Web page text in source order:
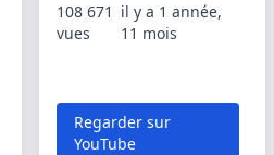
108 671
vues
il y a 1 année,
11 mois
Regarder sur
YouTube